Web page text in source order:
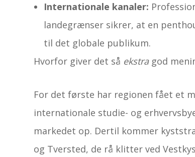
Internationale kanaler:
landegrænser sikrer, at en
til det globale publikum.
Hvorfor giver det så ekstragod
For det første har regionen fået et
internationale studie- og
markedet op. Dertil kommer
og Tversted, de rå klitter ved